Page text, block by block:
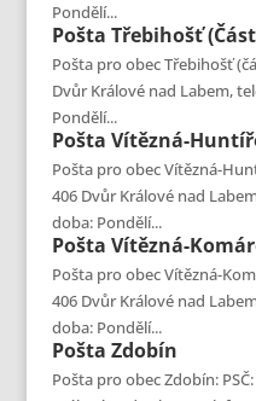
Pondělí...
Pošta Třebihošť
Pošta pro obec Třebihošť
Dvůr Králové nad Labem,
Pondělí...
Pošta Vítězná-
Pošta pro obec Vítězná-
406 Dvůr Králové nad
doba: Pondělí...
Pošta Vítězná-
Pošta pro obec Vítězná-
406 Dvůr Králové nad
doba: Pondělí...
Pošta Zdobín
Pošta pro obec Zdobín: